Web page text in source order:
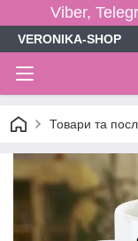
Viber,
VERONIKA-SHOP
Товари та